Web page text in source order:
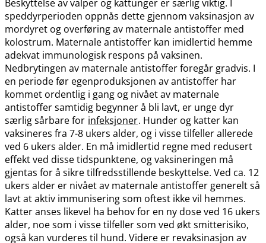
Beskyttelse av valper og kattunger er særlig viktig. I
speddyrperioden oppnås dette gjennom vaksinasjon av
mordyret og overføring av maternale antistoffer med
kolostrum. Maternale antistoffer kan imidlertid hemme
adekvat immunologisk respons på vaksinen.
Nedbrytingen av maternale antistoffer foregår gradvis. I
en periode før egenproduksjonen av antistoffer har
kommet ordentlig i gang og nivået av maternale
antistoffer samtidig begynner å bli lavt, er unge dyr
særlig sårbare for infeksjoner. Hunder og katter kan
vaksineres fra 7-8 ukers alder, og i visse tilfeller allerede
ved 6 ukers alder. En må imidlertid regne med redusert
effekt ved disse tidspunktene, og vaksineringen må
gjentas for å sikre tilfredsstillende beskyttelse. Ved ca. 12
ukers alder er nivået av maternale antistoffer generelt så
lavt at aktiv immunisering som oftest ikke vil hemmes.
Katter anses likevel ha behov for en ny dose ved 16 ukers
alder, noe som i visse tilfeller som ved økt smitterisiko,
også kan vurderes til hund. Videre er revaksinasjon av